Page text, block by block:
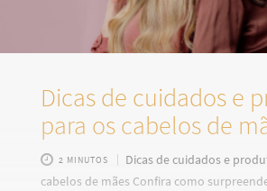
Dicas de cuidados e
para os cabelos de
2 MINUTOS
Dicas de cuidados e
cabelos de mães Confira como